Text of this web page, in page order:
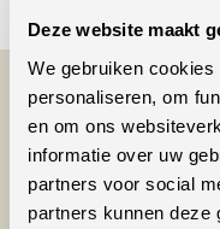
Deze website maakt
We gebruiken
personaliseren, om
en om ons
informatie over uw
partners voor social
partners kunnen deze